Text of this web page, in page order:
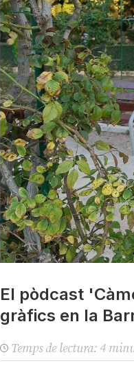
El pòdcast
gràfics en la
Temps de lectura: 4